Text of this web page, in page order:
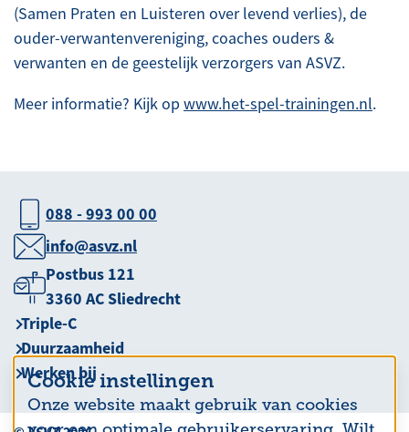
Cookie instellingen
Onze website maakt gebruik van cookies
(Samen Praten en Luisteren over levend verlies), de
ouder-verwantenvereniging, coaches ouders &
verwanten en de geestelijk verzorgers van ASVZ.
Meer informatie? Kijk op www.het-spel-trainingen.nl.
088 - 993 00 00
info@asvz.nl
Postbus 121
3360 AC Sliedrecht
Triple-C
Duurzaamheid
Werken bij